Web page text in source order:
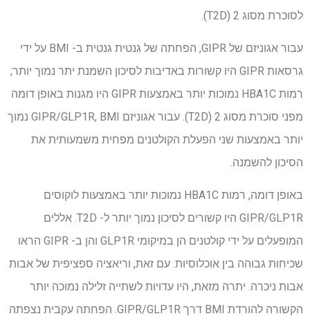
לסוכרת מסוג 2 (T2D).
עבור אגוניזם של GIPR, הפחתה של גנטית גנטית ב- BMI על ידי
גרסאות GIPR היו קשורות באדיבות לסיכון השמנת יתר נמוך יותר;
רמות HBA1C נמוכות יותר באמצעות GIPR היו מגנות באופן דומה
מפני סוכרת מסוג 2 (T2D). עבור אגוניזם GIPR/GLP1R, BMI נמוך
יותר באמצעות שני הפעלת הקולטנים מפחית משמעותית את
הסיכון להשמנה.
באופן דומה, רמות HBA1C נמוכות יותר באמצעות לוקוסים
GIPR/GLP1R היו קשורים לסיכון נמוך יותר ל- T2D. אללים
המופעלים על ידי קולטנים הן במיקומי GLP1R והן ב- GIPR הראו
שכיחות גבוהה בין אוכלוסיות. עם זאת, וריאציה ספציפית של אבות
אבות ניכרה. יתרה מזאת, היו עדויות לשתייה זלילה נמוכה יותר
הקשורה להורדת BMI דרך GIPR/GLP1R. הפחתה עקבית נצפתה